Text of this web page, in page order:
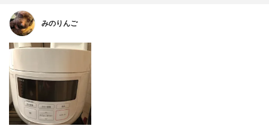
みのりんご